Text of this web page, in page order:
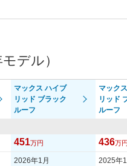
デル）
マックス ハイブ
リッド ブラック
ルーフ
マック
リッド
ルーフ
451万円 436万
2026年1月 2025年